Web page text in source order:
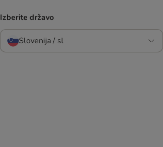
Izberite državo
Slovenija / sl